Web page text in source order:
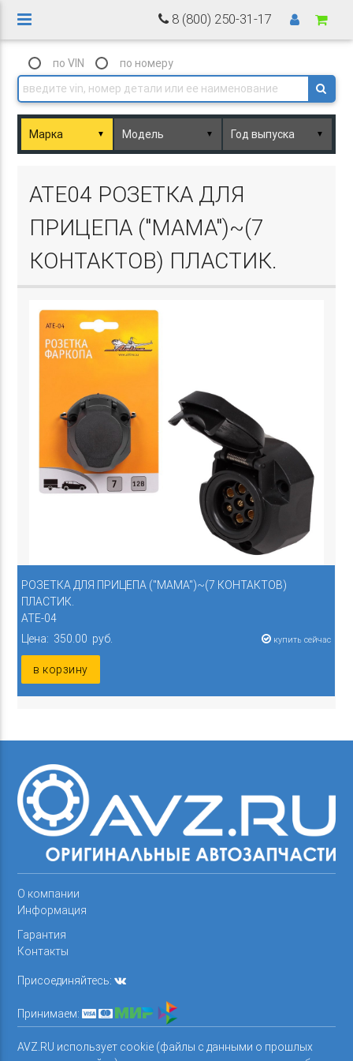
8 (800) 250-31-17
по VIN по номеру
▼ ▼ ▼
ATE04 РОЗЕТКА ДЛЯ
ПРИЦЕПА ("МАМА")~(7
КОНТАКТОВ) ПЛАСТИК.
РОЗЕТКА ДЛЯ ПРИЦЕПА ("МАМА")~(7 КОНТАКТОВ)
ПЛАСТИК.
ATE-04
Цена: 350.00 руб.
купить сейчас
в корзину
О компании
Информация
Гарантия
Контакты
Присоединяйтесь:
Принимаем:
AVZ.RU использует cookie (файлы с данными о прошлых